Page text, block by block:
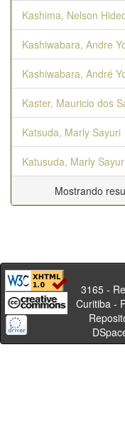
Kashima, Nelson
Kashiwabara, Andre
Kashiwabara, André
Kaster, Mauricio dos
Katsuda, Marly Sayuri
Katusuda, Marly
Mostrando
Av.
3165 -